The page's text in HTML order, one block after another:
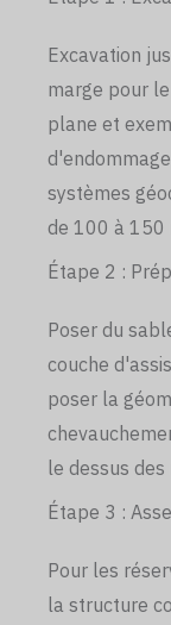
Excavation
marge pour
plane et
systèmes
de 100 à 150
Étape 2 :
Poser du
couche
poser la
le dessus des
Étape 3 :
Pour les
la structure